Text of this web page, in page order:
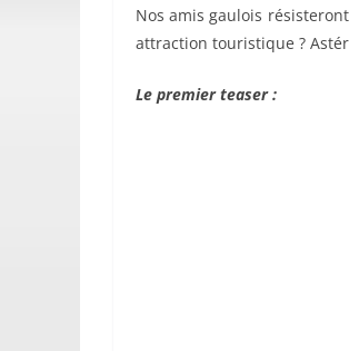
Nos amis gaulois
attraction touristique ?
Le premier teaser :